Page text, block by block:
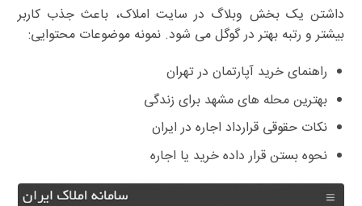
داشتن یک بخش وبلاگ در سایت املاک، باعث جذب کاربر
بیشتر و رتبه بهتر در گوگل می شود. نمونه موضوعات محتوایی:
راهنمای خرید آپارتمان در تهران
بهترین محله های مشهد برای زندگی
نکات حقوقی قرارداد اجاره در ایران
نحوه بستن قرار داده خرید یا اجاره